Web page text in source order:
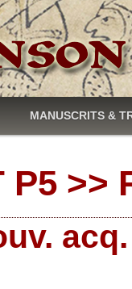
MANUSCRITS &
P5